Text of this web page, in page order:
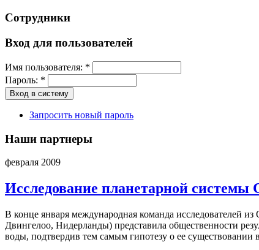
Сотрудники
Вход для пользователей
Имя пользователя: *
Пароль: *
Запросить новый пароль
Наши партнеры
февраля 2009
Исследование планетарной системы
В конце января международная команда исследователей
Двингелоо, Нидерланды) представила общественности
воды, подтвердив тем самым гипотезу о ее существовании